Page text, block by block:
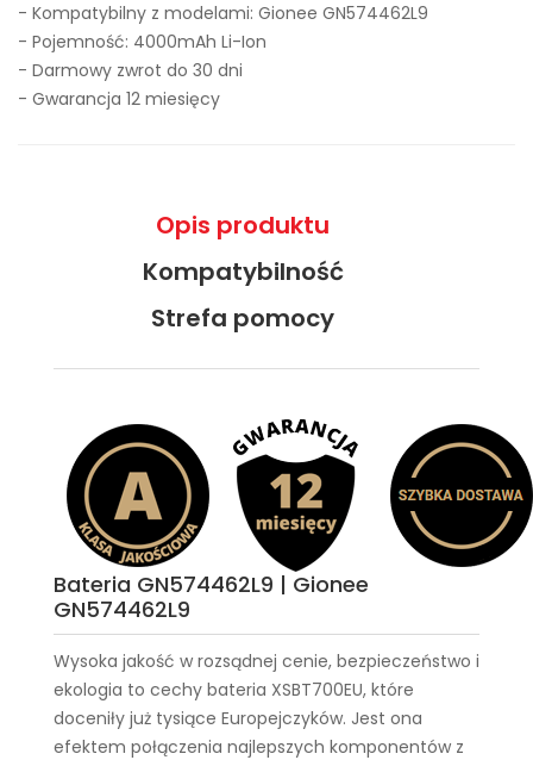
- Kompatybilny z modelami: Gionee GN574462L9
- Pojemność: 4000mAh Li-Ion
- Darmowy zwrot do 30 dni
- Gwarancja 12 miesięcy
Opis produktu
Kompatybilność
Strefa pomocy
Bateria GN574462L9 | Gionee
GN574462L9
Wysoka jakość w rozsądnej cenie, bezpieczeństwo i
ekologia to cechy bateria XSBT700EU, które
doceniły już tysiące Europejczyków. Jest ona
efektem połączenia najlepszych komponentów z